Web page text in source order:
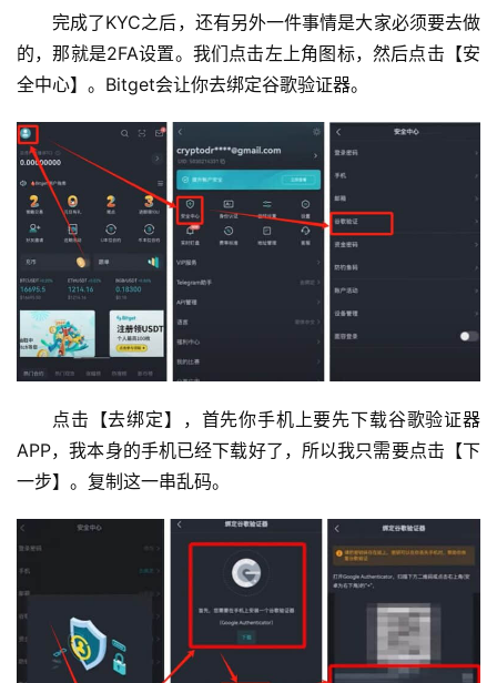
完成了KYC之后，还有另外一件事情是大家必须要去做
的，那就是2FA设置。我们点击左上角图标，然后点击【安
全中心】。Bitget会让你去绑定谷歌验证器。
点击【去绑定】，首先你手机上要先下载谷歌验证器
APP，我本身的手机已经下载好了，所以我只需要点击【下
一步】。复制这一串乱码。